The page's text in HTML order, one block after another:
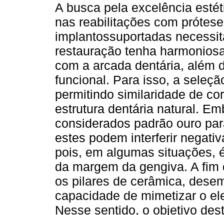
A busca pela excelência
nas reabilitações com
implantossuportadas
restauração tenha
com a arcada dentária, além
funcional. Para isso, a
permitindo similaridade de
estrutura dentária natural.
considerados padrão ouro
estes podem interferir
pois, em algumas situações,
da margem da gengiva. A
os pilares de cerâmica,
capacidade de mimetizar o
Nesse sentido, o objetivo